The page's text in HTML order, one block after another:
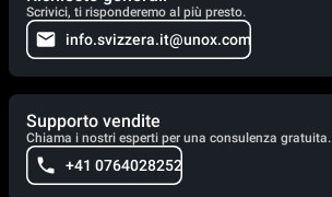
Scrivici, ti risponderemo al più presto.
info.svizzera.it@unox.com
Supporto vendite
Chiama i nostri esperti per una consulenza gratuita.
+41 0764028252